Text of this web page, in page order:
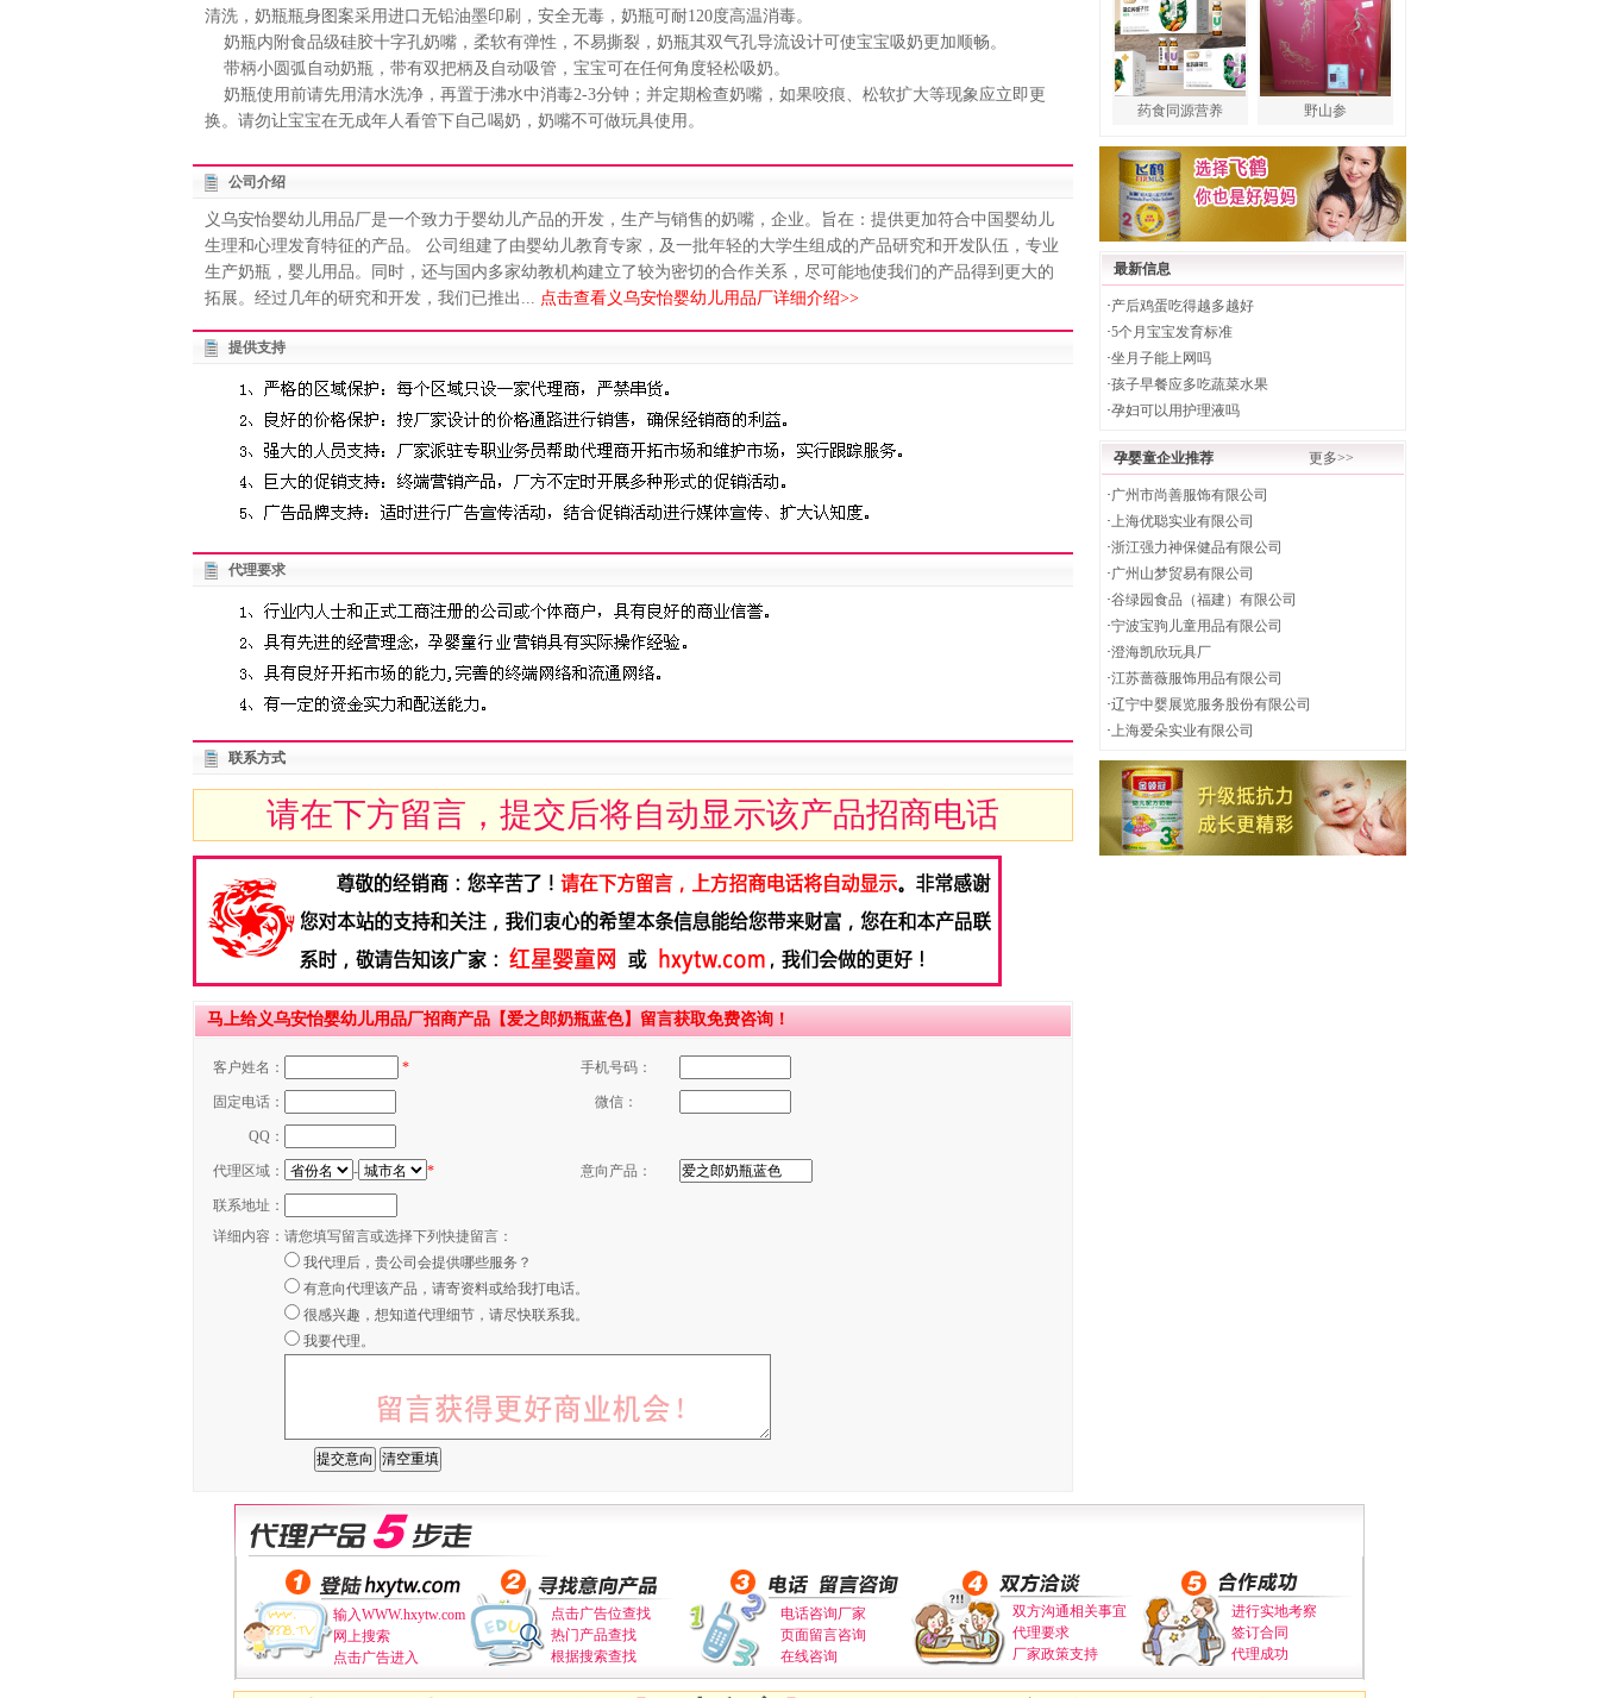
清洗，奶瓶瓶身图案采用进口无铅油墨印刷，安全无毒，奶瓶可耐120度高温消毒。
奶瓶内附食品级硅胶十字孔奶嘴，柔软有弹性，不易撕裂，奶瓶其双气孔导流设计可使宝宝吸奶更加顺畅。
带柄小圆弧自动奶瓶，带有双把柄及自动吸管，宝宝可在任何角度轻松吸奶。
奶瓶使用前请先用清水洗净，再置于沸水中消毒2-3分钟；并定期检查奶嘴，如果咬痕、松软扩大等现象应立即更
换。请勿让宝宝在无成年人看管下自己喝奶，奶嘴不可做玩具使用。
公司介绍
义乌安怡婴幼儿用品厂是一个致力于婴幼儿产品的开发，生产与销售的奶嘴，企业。旨在：提供更加符合中国婴幼儿
生理和心理发育特征的产品。 公司组建了由婴幼儿教育专家，及一批年轻的大学生组成的产品研究和开发队伍，专业
生产奶瓶，婴儿用品。同时，还与国内多家幼教机构建立了较为密切的合作关系，尽可能地使我们的产品得到更大的
拓展。经过几年的研究和开发，我们已推出... 点击查看义乌安怡婴幼儿用品厂详细介绍>>
提供支持
代理要求
联系方式
请在下方留言，提交后将自动显示该产品招商电话
马上给义乌安怡婴幼儿用品厂招商产品【爱之郎奶瓶蓝色】留言获取免费咨询！
客户姓名： * 手机号码：
固定电话： 微信：
QQ：
代理区域： - * 意向产品：
联系地址：
详细内容： 请您填写留言或选择下列快捷留言：
我代理后，贵公司会提供哪些服务？
有意向代理该产品，请寄资料或给我打电话。
很感兴趣，想知道代理细节，请尽快联系我。
我要代理。
药食同源营养 野山参
最新信息
·产后鸡蛋吃得越多越好
·5个月宝宝发育标准
·坐月子能上网吗
·孩子早餐应多吃蔬菜水果
·孕妇可以用护理液吗
孕婴童企业推荐 更多>>
·广州市尚善服饰有限公司
·上海优聪实业有限公司
·浙江强力神保健品有限公司
·广州山梦贸易有限公司
·谷绿园食品（福建）有限公司
·宁波宝驹儿童用品有限公司
·澄海凯欣玩具厂
·江苏蔷薇服饰用品有限公司
·辽宁中婴展览服务股份有限公司
·上海爱朵实业有限公司
输入WWW.hxytw.com
网上搜索
点击广告进入
点击广告位查找
热门产品查找
根据搜索查找
电话咨询厂家
页面留言咨询
在线咨询
双方沟通相关事宜
代理要求
厂家政策支持
进行实地考察
签订合同
代理成功